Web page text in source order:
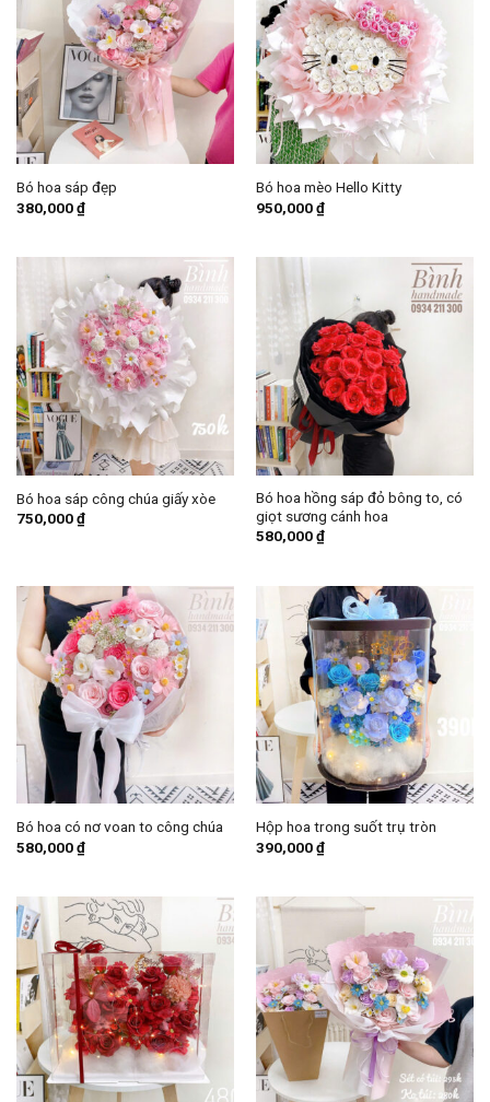
Bó hoa sáp đẹp
380,000₫
Bó hoa mèo Hello Kitty
950,000₫
Bó hoa sáp công chúa giấy xòe
750,000₫
Bó hoa hồng sáp đỏ bông to, có
giọt sương cánh hoa
580,000₫
Bó hoa có nơ voan to công chúa
580,000₫
Hộp hoa trong suốt trụ tròn
390,000₫